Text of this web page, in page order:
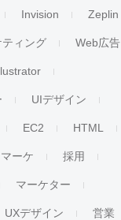
Invision Zeplin
ィング Web広告
UIデザイン
EC2 HTML
マーケ 採用
マーケター
UXデザイン 営業